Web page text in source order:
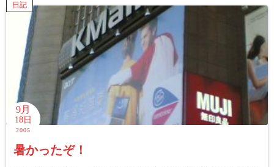
日記
9月
18日
2005
暑かったぞ！